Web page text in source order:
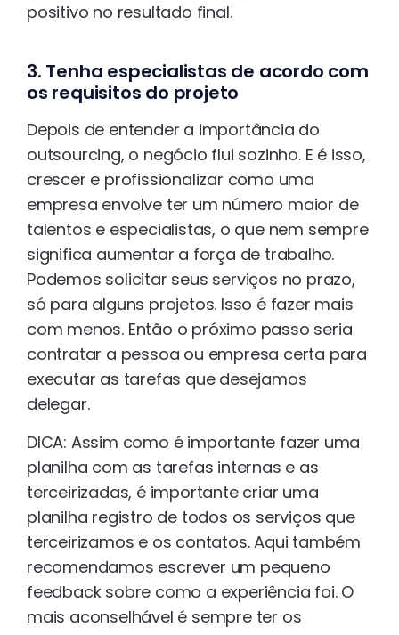
positivo no resultado final.
3. Tenha especialistas de acordo com
os requisitos do projeto
Depois de entender a importância do
outsourcing, o negócio flui sozinho. E é isso,
crescer e profissionalizar como uma
empresa envolve ter um número maior de
talentos e especialistas, o que nem sempre
significa aumentar a força de trabalho.
Podemos solicitar seus serviços no prazo,
só para alguns projetos. Isso é fazer mais
com menos. Então o próximo passo seria
contratar a pessoa ou empresa certa para
executar as tarefas que desejamos
delegar.
DICA: Assim como é importante fazer uma
planilha com as tarefas internas e as
terceirizadas, é importante criar uma
planilha registro de todos os serviços que
terceirizamos e os contatos. Aqui também
recomendamos escrever um pequeno
feedback sobre como a experiência foi. O
mais aconselhável é sempre ter os